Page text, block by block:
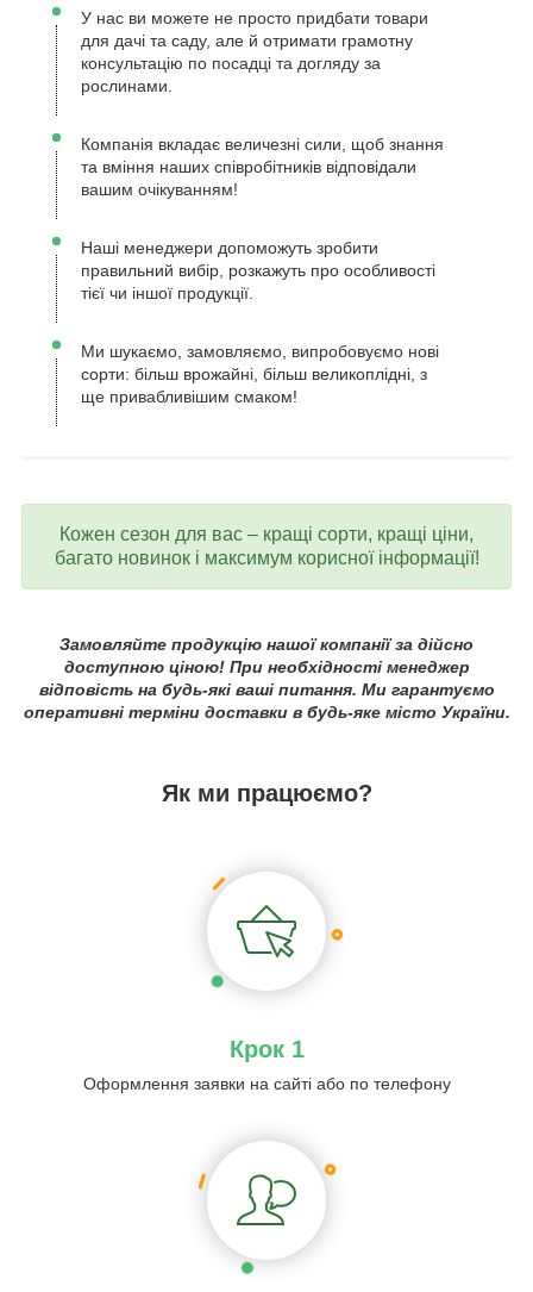
У нас ви можете не просто придбати товари
для дачі та саду, але й отримати грамотну
консультацію по посадці та догляду за
рослинами.
Компанія вкладає величезні сили, щоб знання
та вміння наших співробітників відповідали
вашим очікуванням!
Наші менеджери допоможуть зробити
правильний вибір, розкажуть про особливості
тієї чи іншої продукції.
Ми шукаємо, замовляємо, випробовуємо нові
сорти: більш врожайні, більш великоплідні, з
ще привабливішим смаком!
Кожен сезон для вас – кращі сорти, кращі ціни,
багато новинок і максимум корисної інформації!
Замовляйте продукцію нашої компанії за дійсно
доступною ціною! При необхідності менеджер
відповість на будь-які ваші питання. Ми гарантуємо
оперативні терміни доставки в будь-яке місто України.
Як ми працюємо?
Крок 1
Оформлення заявки на сайті або по телефону